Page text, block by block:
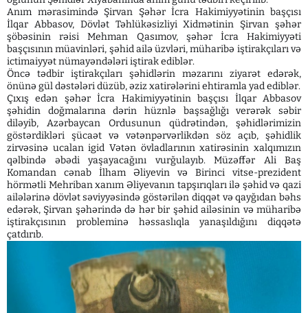
Anım mərasimində Şirvan Şəhər İcra Hakimiyyətinin başçısı
İlqar Abbasov, Dövlət Təhlükəsizliyi Xidmətinin Şirvan şəhər
şöbəsinin rəisi Mehman Qasımov, şəhər İcra Hakimiyyəti
başçısının müavinləri, şəhid ailə üzvləri, müharibə iştirakçıları və
ictimaiyyət nümayəndələri iştirak ediblər.
Öncə tədbir iştirakçıları şəhidlərin məzarını ziyarət edərək,
önünə gül dəstələri düzüb, əziz xatirələrini ehtiramla yad ediblər.
Çıxış edən şəhər İcra Hakimiyyətinin başçısı İlqar Abbasov
şəhidin doğmalarına dərin hüznlə başsağlığı verərək səbir
diləyib, Azərbaycan Ordusunun qüdrətindən, şəhidlərimizin
göstərdikləri şücaət və vətənpərvərlikdən söz açıb, şəhidlik
zirvəsinə ucalan igid Vətən övladlarının xatirəsinin xalqımızın
qəlbində əbədi yaşayacağını vurğulayıb. Müzəffər Ali Baş
Komandan cənab İlham Əliyevin və Birinci vitse-prezident
hörmətli Mehriban xanım Əliyevanın tapşırıqları ilə şəhid və qazi
ailələrinə dövlət səviyyəsində göstərilən diqqət və qayğıdan bəhs
edərək, Şirvan şəhərində də hər bir şəhid ailəsinin və müharibə
iştirakçısının probleminə həssaslıqla yanaşıldığını diqqətə
çatdırıb.